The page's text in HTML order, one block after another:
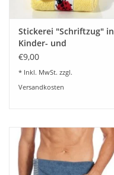
Stickerei "Schriftzug" in
Kinder- und
Frottierwäsche
€9,00
* Inkl. MwSt. zzgl.
Versandkosten